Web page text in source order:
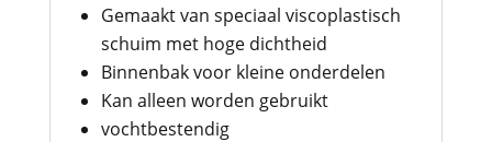
Gemaakt van speciaal viscoplastisch
schuim met hoge dichtheid
Binnenbak voor kleine onderdelen
Kan alleen worden gebruikt
vochtbestendig